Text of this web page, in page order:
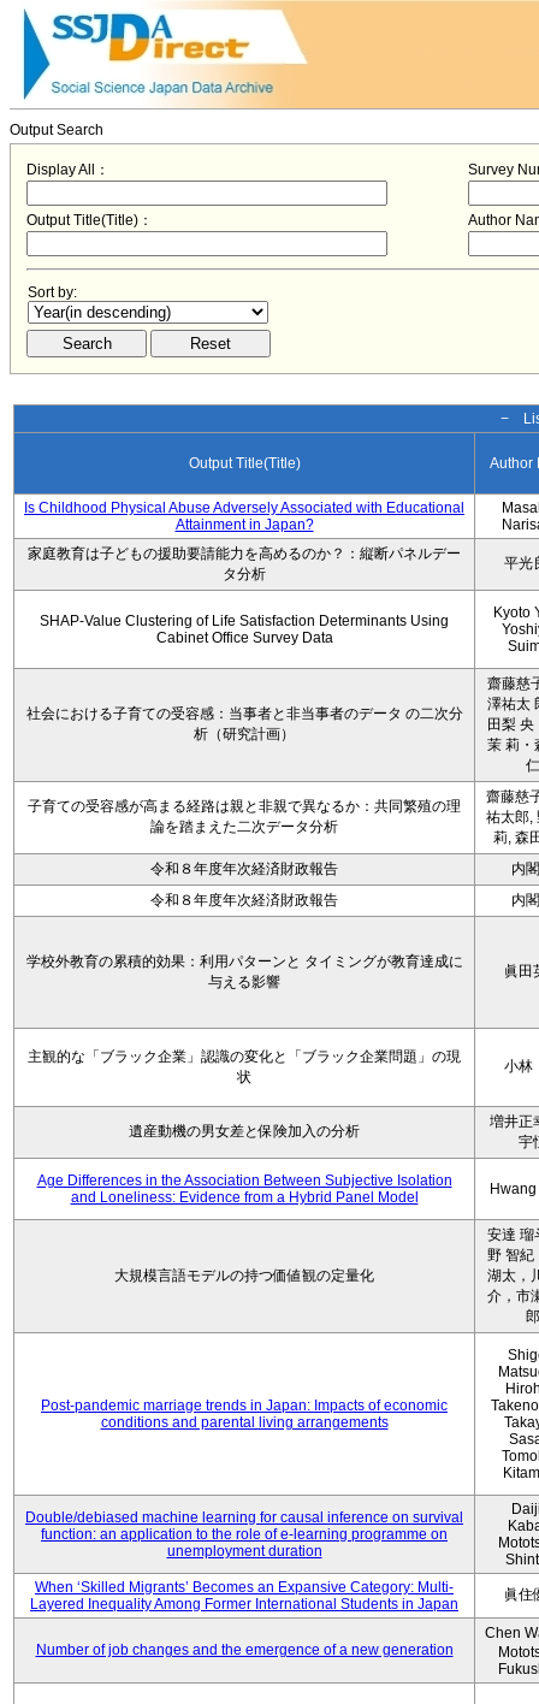
Output Search
Display All： Survey
Output Title(Title)： Author
Sort by:
−
Output Title(Title) Author
Is Childhood Physical Abuse Adversely Associated with Educational
Attainment in Japan?
家庭教育は子どもの援助要請能力を高めるのか？：縦断パネルデー
タ分析
平光
SHAP-Value Clustering of Life Satisfaction Determinants Using
Cabinet Office Survey Data
Kyoto
社会における子育ての受容感：当事者と非当事者のデータ の二次分
析（研究計画）
齋藤慈
澤祐太
田梨 央
茉 莉・
仁
子育ての受容感が高まる経路は親と非親で異なるか：共同繁殖の理
論を踏まえた二次データ分析
齋藤慈
祐太郎,
莉, 森
令和８年度年次経済財政報告
内
令和８年度年次経済財政報告
内
学校外教育の累積的効果：利用パターンと タイミングが教育達成に
与える影響
眞田
主観的な「ブラック企業」認識の変化と「ブラック企業問題」の現
状
小
遺産動機の男女差と保険加入の分析
増井正
宇
Age Differences in the Association Between Subjective Isolation
and Loneliness: Evidence from a Hybrid Panel Model
大規模言語モデルの持つ価値観の定量化
安達 瑠
野 智紀
湖太，
介，市
郎
Post-pandemic marriage trends in Japan: Impacts of economic
conditions and parental living arrangements
Double/debiased machine learning for causal inference on survival
function: an application to the role of e-learning programme on
unemployment duration
When ‘Skilled Migrants’ Becomes an Expansive Category: Multi-
Layered Inequality Among Former International Students in Japan
眞住
Number of job changes and the emergence of a new generation
Chen